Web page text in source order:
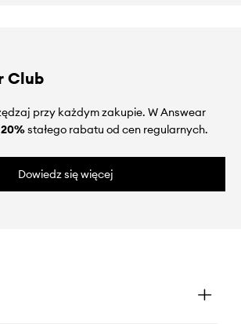
Club
przy każdym zakupie. W Answear
20%stałego rabatu od cen regularnych.
Dowiedz się więcej